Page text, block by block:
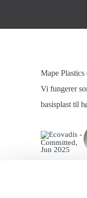
Mape
Vi fungerer
basisplast til